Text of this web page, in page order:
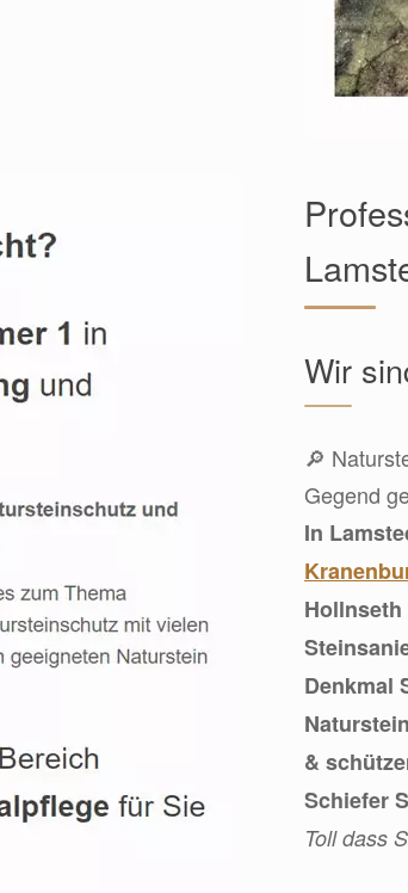
Wir
🔎
Gegend
In
Denkmal
&
Schiefer
Toll dass